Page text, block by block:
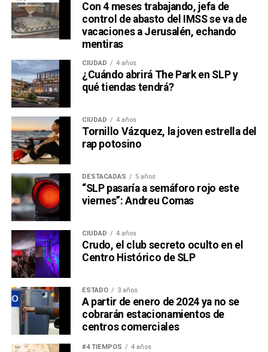
Con 4 meses trabajando, jefa de
control de abasto del IMSS se va de
vacaciones a Jerusalén, echando
mentiras
CIUDAD 4 años
¿Cuándo abrirá The Park en SLP y
qué tiendas tendrá?
CIUDAD 4 años
Tornillo Vázquez, la joven estrella del
rap potosino
DESTACADAS 5 años
“SLP pasaría a semáforo rojo este
viernes”: Andreu Comas
CIUDAD 4 años
Crudo, el club secreto oculto en el
Centro Histórico de SLP
ESTADO 3 años
A partir de enero de 2024 ya no se
cobrarán estacionamientos de
centros comerciales
#4 TIEMPOS 4 años